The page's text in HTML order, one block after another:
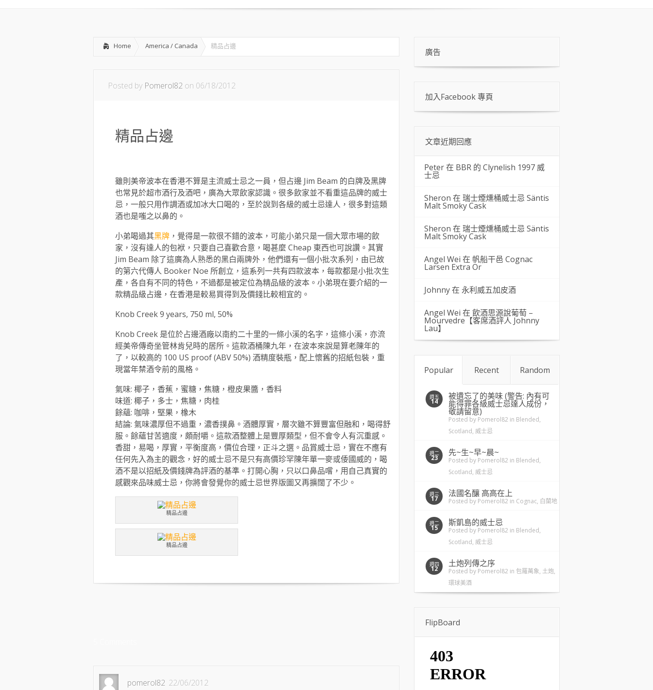
Home America / Canada 精品占邊
Posted by Pomerol82 on 06/18/2012
精品占邊
雖則美帝波本在香港不算是主流威士忌之一員，但占邊 Jim Beam 的白牌及黑牌
也常見於超市酒行及酒吧，廣為大眾飲家認識。很多飲家並不看重這品牌的威士
忌，一般只用作調酒或加冰大口喝的，至於說到各級的威士忌達人，很多對這類
酒也是嗤之以鼻的。
小弟喝過其黑牌 ，覺得是一款很不錯的波本，可能小弟只是一個大眾市場的飲
家，沒有達人的包袱，只要自己喜歡合意，喝甚麼 Cheap 東西也可說讚。其實
Jim Beam 除了這廣為人熟悉的黑白兩牌外，他們還有一個小批次系列，由已故
的第六代傳人 Booker Noe 所創立，這系列一共有四款波本，每款都是小批次生
產，各自有不同的特色，不過都是被定位為精品級的波本。小弟現在要介紹的一
款精品級占邊，在香港是較易買得到及價錢比較相宜的。
Knob Creek 9 years, 750 ml, 50%
Knob Creek 是位於占邊酒廠以南約二十里的一條小溪的名字，這條小溪，亦流
經美帝傳奇坐管林肯兒時的居所。這款酒桶陳九年，在波本來說是算老陳年的
了，以較高的 100 US proof (ABV 50%) 酒精度裝瓶，配上懷舊的招紙包裝，重
現當年禁酒令前的風格。
氣味: 椰子，香蕉，蜜糖，焦糖，橙皮果醬，香料
味道: 椰子，多士，焦糖，肉桂
餘蘊: 咖啡，堅果，橡木
結論: 氣味濃厚但不過重，濃香撲鼻。酒體厚實，層次雖不算豐富但融和，喝得舒
服。餘蘊甘苦適度，頗耐嚼。這款酒整體上是豐厚類型，但不會令人有沉重感。
香甜，易喝，厚實，平衡度高，價位合理，正斗之選。品賞威士忌，實在不應有
任何先入為主的觀念，好的威士忌不是只有高價珍罕陳年單一麥或倭國威的，喝
酒不是以招紙及價錢牌為評酒的基準。打開心胸，只以口鼻品嚐，用自己真實的
感觀來品味威士忌，你將會發覺你的威士忌世界版圖又再擴闊了不少。
精品占邊
精品占邊
pomerol82 22/06/2012
廣告
加入Facebook 專頁
文章近期回應
Peter 在 BBR 的 Clynelish 1997 威
士忌
Sheron 在 瑞士煙燻桶威士忌 Säntis
Malt Smoky Cask
Sheron 在 瑞士煙燻桶威士忌 Säntis
Malt Smoky Cask
Angel Wei 在 帆船干邑 Cognac
Larsen Extra Or
Johnny 在 永利威五加皮酒
Angel Wei 在 飲酒思源說葡萄 –
Mourvedre【客席酒評人 Johnny
Lau】
Popular Recent Random
週五
14
被遺忘了的美味 (警告: 內有可
能得罪各級威士忌達人成份，
敬請留意)
Posted by Pomerol82 in Blended,
Scotland, 威士忌
週二
23
先~生~早~晨~
Posted by Pomerol82 in Blended,
Scotland, 威士忌
週三
17
法國名釀 高高在上
Posted by Pomerol82 in Cognac, 白蘭地
週二
15
斯凱島的威士忌
Posted by Pomerol82 in Blended,
Scotland, 威士忌
週四
12
土炮列傳之序
Posted by Pomerol82 in 包羅萬象, 土炮,
環球美酒
FlipBoard